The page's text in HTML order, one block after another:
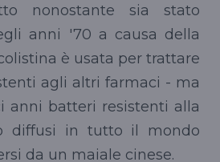
nonostante sia stato
anni '70 a causa della
è usata per trattare
agli altri farmaci - ma
anni batteri resistenti alla
diffusi in tutto il mondo
da un maiale cinese.